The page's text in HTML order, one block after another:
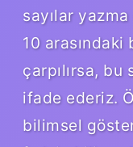
sayılar
10 arasındaki
çarpılırsa, bu
ifade ederiz.
bilimsel